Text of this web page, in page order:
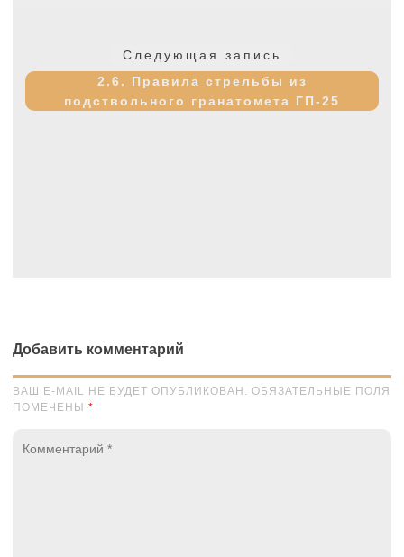
Следующая запись
запись:
2.6. Правила стрельбы из
подствольного гранатомета ГП-25
Добавить комментарий
ВАШ E-MAIL НЕ БУДЕТ ОПУБЛИКОВАН. ОБЯЗАТЕЛЬНЫЕ ПОЛЯ
ПОМЕЧЕНЫ *